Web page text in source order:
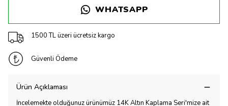
WHATSAPP
1500 TL üzeri ücretsiz kargo
Güvenli Ödeme
Ürün Açıklaması
İncelemekte olduğunuz ürünümüz 14K Altın Kaplama Seri'mize ait